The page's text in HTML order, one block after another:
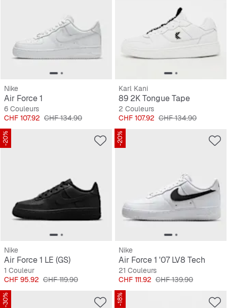
Nike
Air Force 1
6 Couleurs
Prix
CHF 107.92 Prix original
CHF 134.90
Karl Kani
89 2K Tongue Tape
2 Couleurs
Prix
CHF 107.92 Prix original
CHF 134.90
-20%
Nike
Air Force 1 LE (GS)
1 Couleur
Prix
CHF 95.92 Prix original
CHF 119.90
-20%
Nike
Air Force 1 '07 LV8 Tech
21 Couleurs
Prix
CHF 111.92 Prix original
CHF 139.90
-30% -18%